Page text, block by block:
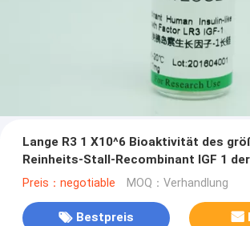
Lange R3 1 X10^6 Bioaktivität des
Reinheits-Stall-Recombinant IGF 1 der
Einheits-/Magnesium
Preis：negotiable MOQ：Verhandlung
Bestpreis